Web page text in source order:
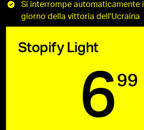
Si interrompe automaticamente il
giorno della vittoria dell'Ucraina
Stopify Light
6 99